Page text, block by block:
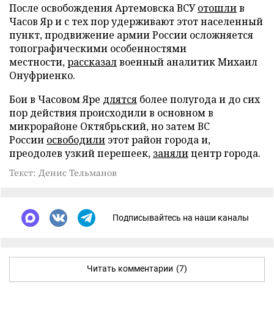
После освобождения Артемовска ВСУотошлив
Часов Яр и с тех пор удерживают этот населенный
пункт, продвижение армии России осложняется
топографическими особенностями
местности,рассказалвоенный аналитик Михаил
Онуфриенко.
Бои в Часовом Яре длятся более полугода и до сих
пор действия происходили в основном в
микрорайоне Октябрьский, но затем ВС
России освободили этот район города и,
преодолев узкий перешеек, занялицентр города.
Текст: Денис Тельманов
Подписывайтесь на наши каналы
Читать комментарии (7)